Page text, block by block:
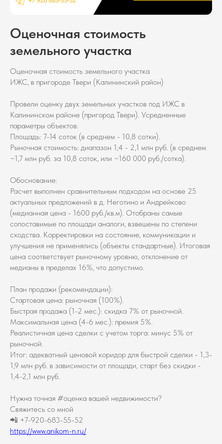
Оценочная стоимость
земельного участка
Оценочная стоимость земельного участка
ИЖС, в пригороде Твери (Калининский район)
Провели оценку двух земельных участков под ИЖС в
Калининском районе (пригород Твери). Усредненные
параметры объектов:
Площадь: 7-14 соток (в среднем - 10,8 сотки).
Рыночная стоимость: диапазон 1,4 - 2,1 млн руб. (в среднем
~1,7 млн руб. за 10,8 соток, или ~160 000 руб./сотка).
Обоснование:
Расчет выполнен сравнительным подходом на основе 25
актуальных предложений в д. Неготино и Андрейково
(медианная цена - 1600 руб./кв.м). Отобраны самые
сопоставимые по площади аналоги, взвешены по степени
сходства. Корректировки на состояние, коммуникации и
улучшения не применялись (объекты стандартные). Итоговая
цена соответствует рыночному уровню, отклонение от
медианы в пределах 16%, что допустимо.
План продажи (рекомендации):
Стартовая цена: рыночная (100%).
Быстрая продажа (1-2 мес.): скидка 7% от рыночной.
Максимальная цена (4-6 мес.): премия 5%.
Реалистичная цена сделки с учетом торга: минус 5% от
рыночной.
Итог: адекватный ценовой коридор для быстрой сделки - 1,3-
1,9 млн руб. в зависимости от площади, старт без скидки -
1,4-2,1 млн руб.
Нужна точная #оценка вашей недвижимости?
Свяжитесь со мной
📲 +7-920-683-55-52
https://www.anikom-n.ru/